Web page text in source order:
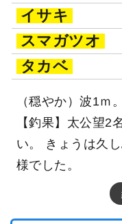
イサキ
スマガツオ
タカベ
（穏やか）波1
【釣果】太公望2
い。 きょうは久
様でした。